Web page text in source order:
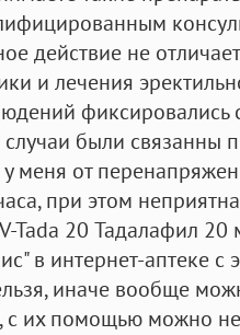
действие не
и лечения
случаи были
меня от
при этом
Tada 20 Тадалафил
в интернет-аптеке
иначе вообще
с их помощью можно